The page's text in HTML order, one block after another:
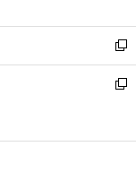
開
く
ウ
で
開
く
ン
ド
ウ
で
ウ
ィ
ン
ド
開
新
し
い
ン
新
ウ